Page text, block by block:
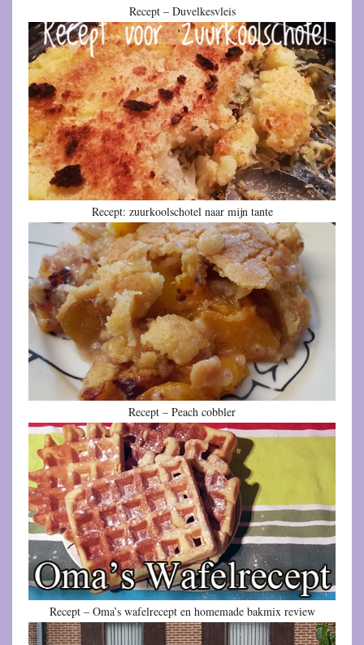
Recept – Duvelkesvleis
Recept: zuurkoolschotel naar mijn tante
Recept – Peach cobbler
Recept – Oma’s wafelrecept en homemade bakmix review